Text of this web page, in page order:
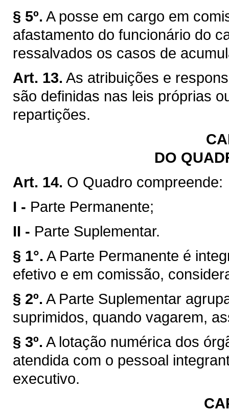
§ 5º. A posse em cargo em
afastamento do funcionário do
ressalvados os casos de
Art. 13. As atribuições e
são definidas nas leis próprias
repartições.
DO
Art. 14. O Quadro compreende:
I - Parte Permanente;
II - Parte Suplementar.
§ 1°. A Parte Permanente é
efetivo e em comissão,
§ 2º. A Parte Suplementar
suprimidos, quando vagarem,
§ 3º. A lotação numérica dos
atendida com o pessoal
executivo.